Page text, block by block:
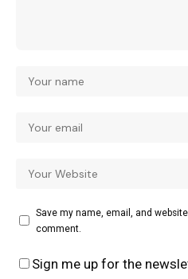
Save my name, email, and
comment.
Sign me up for the